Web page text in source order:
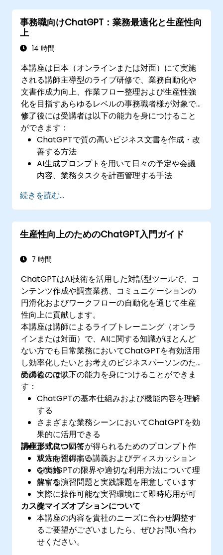
ゼンテーション資料を作成する手法
事務職向けChatGPT：業務最適化と生産性向
上
14 時間
本講座は日本（オンラインまたは対面）にて実施
される講師主導型のライブ研修で、業務自動化や
文書作成力向上、作業フロー整理および生産性強
化を目指すあらゆるレベルの事務職者様が対象で
す。
修了後には受講者は以下の能力を身につけること
ができます：
ChatGPTで質の高いビジネス文書を作成・改
善する方法
AI生成プロンプトを用いて日々の予定や会議
内容、業務タスクを計画管理する手法
作成・分析する技術
生産性ツールとChatGPTの連携により定型業
務の自動化が行える方法
続きを読む...
生産性向上のためのChatGPT入門ガイド
7 時間
ChatGPTはAI技術を活用した対話型ツールで、コ
ンテンツ作成や調査業務、コミュニケーションの
円滑化およびワークフローの自動化を通じて生産
性向上に貢献します。
本講座は講師によるライブトレーニング（オンラ
インまたは対面）で、AIに関する知識がほとんど
ない方でも日常業務においてChatGPTを有効活用
し効率化したいとお考えのビジネスパーソンのた
めのものです。
受講後には以下の能力を身につけることができま
す：
ChatGPTの基本仕組みおよび機能内容を理解
する
さまざまな業務シーンにおいてChatGPTを効
果的に活用できる
より良い回答が得られるためのプロンプト作
成法を習得する
ChatGPTの限界や適切な利用方法について理
解する
講座形式について
双方向性の高い講義およびディスカッション
を実施
豊富な演習問題と実践課題を用意しています
実際に操作可能な実習環境にて即時応用が可
能
カスタマイズオプションについて
本講座の内容を貴社のニーズに合わせ調整す
るご要望がございましたら、ぜひお問い合わ
せください。